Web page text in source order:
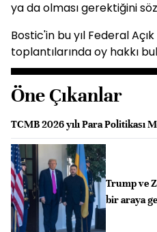
ya da olması gerektiğini
Bostic'in bu yıl Federal
toplantılarında oy hakkı
Öne Çıkanlar
TCMB 2026 yılı Para Politikası
Trump ve
bir araya